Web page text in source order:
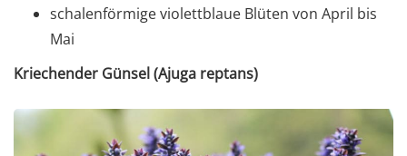
schalenförmige violettblaue Blüten von April bis
Mai
Kriechender Günsel (Ajuga reptans)